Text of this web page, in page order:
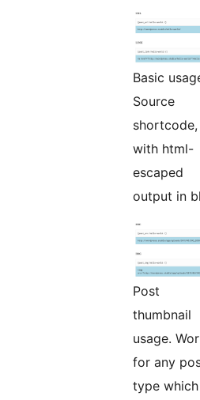
Basic
Source
shortcode,
with html-
escaped
output in
Post
thumbnail
usage.
for any
type which